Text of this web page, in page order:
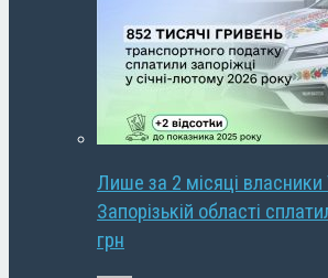
Лише за 2 місяці власники
Запорізькій області
грн